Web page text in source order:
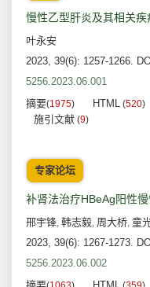
慢性乙型肝炎及其相关
叶永安
2023, 39(6): 1257-1266.
5256.2023.06.001
摘要(1975) HTML (520)
施引文献 (9)
专家论坛
补肾法治疗HBeAg阳性
邢宇锋, 韩志毅, 周大桥, 童
2023, 39(6): 1267-1273.
5256.2023.06.002